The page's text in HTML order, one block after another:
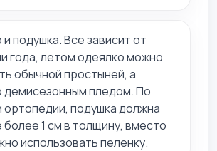
подушка. Все зависит от
года, летом одеялко можно
обычной простыней, а
демисезонным пледом. По
подушка должна
более 1 см в толщину, вместо
использовать пеленку.